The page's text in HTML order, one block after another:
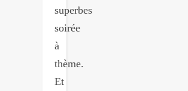
superbes
soirée
à
thème.
Et